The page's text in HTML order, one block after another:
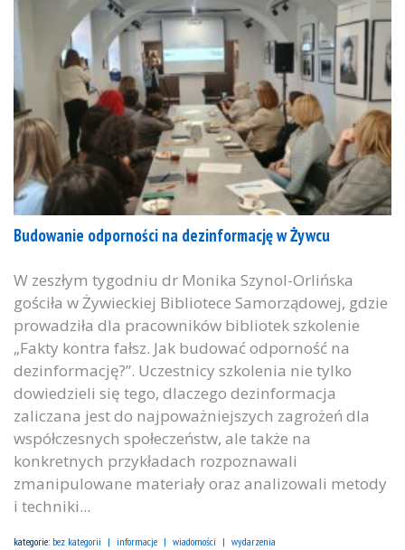
Budowanie odporności na dezinformację w Żywcu
W zeszłym tygodniu dr Monika Szynol-Orlińska
gościła w Żywieckiej Bibliotece Samorządowej, gdzie
prowadziła dla pracowników bibliotek szkolenie
„Fakty kontra fałsz. Jak budować odporność na
dezinformację?”. Uczestnicy szkolenia nie tylko
dowiedzieli się tego, dlaczego dezinformacja
zaliczana jest do najpoważniejszych zagrożeń dla
współczesnych społeczeństw, ale także na
konkretnych przykładach rozpoznawali
zmanipulowane materiały oraz analizowali metody
i techniki...
kategorie: bez kategorii informacje wiadomości wydarzenia